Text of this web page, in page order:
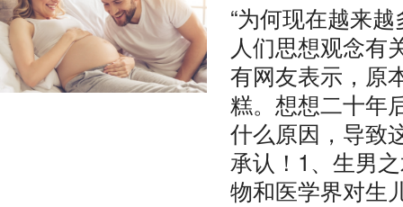
“为何现在越来
人们思想观念有
有网友表示，原
糕。想想二十年
什么原因，导致
承认！1、生男
物和医学界对生